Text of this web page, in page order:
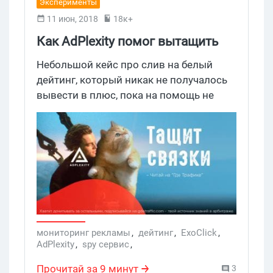
Эксперименты
11 июн, 2018 18к+
Как AdPlexity помог вытащить
связку в плюс
Небольшой кейс про слив на белый
дейтинг, который никак не получалось
вывести в плюс, пока на помощь не
пришел AdPlexity.
мониторинг рекламы, дейтинг, ExoClick,
AdPlexity, spy сервис,
дейтинг кейс,Adult,Мониторинг
Прочитай за 9 минут 3